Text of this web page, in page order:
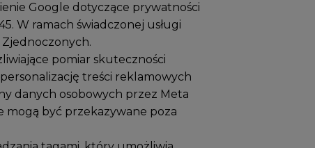
Google dotyczące prywatności
. W ramach świadczonej usługi
pomiar skuteczności
treści reklamowych
danych osobowych przez Meta
mogą być przekazywane poza